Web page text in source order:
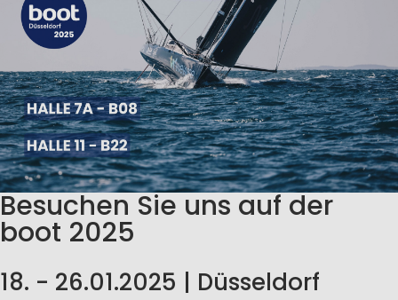
Besuchen Sie uns auf der
boot 2025
18. - 26.01.2025 | Düsseldorf